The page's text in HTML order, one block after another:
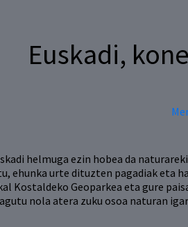
Euskadi,
helmuga ezin hobea da
ehunka urte dituzten pagadiak eta
Kostaldeko Geoparkea eta gure
nola atera zuku osoa naturan